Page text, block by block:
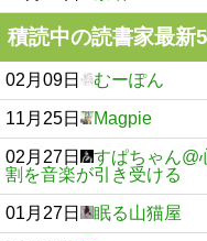
積読中の読書家最新
02月09日 むーぽん
11月25日 Magpie
02月27日
すぱちゃん@
割を音楽が引き受ける
01月27日 眠る山猫屋